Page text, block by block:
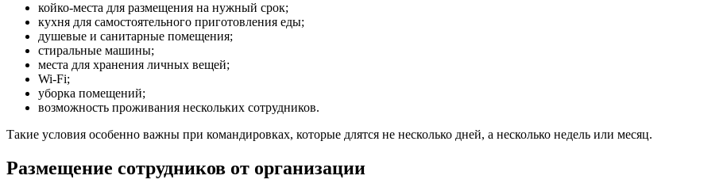
койко-места для размещения на нужный срок;
кухня для самостоятельного приготовления еды;
душевые и санитарные помещения;
стиральные машины;
места для хранения личных вещей;
Wi-Fi;
уборка помещений;
возможность проживания нескольких сотрудников.
Такие условия особенно важны при командировках, которые длятся не несколько дней, а несколько недель или месяц.
Размещение сотрудников от организации